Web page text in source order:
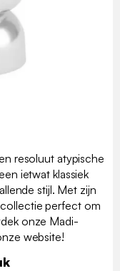
resoluut atypische
ietwat klassiek
stijl. Met zijn
perfect om
onze Madi-
website!